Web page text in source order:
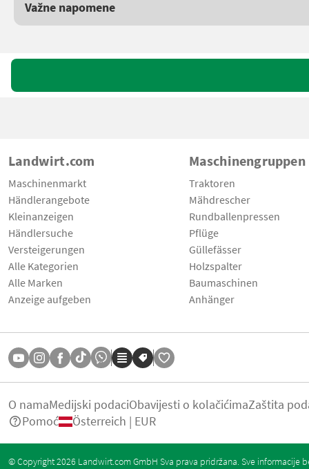
Važne napomene
Landwirt.com
Maschinenmarkt
Händlerangebote
Kleinanzeigen
Händlersuche
Versteigerungen
Alle Kategorien
Alle Marken
Anzeige aufgeben
Maschinengruppen
Traktoren
Mähdrescher
Rundballenpressen
Pflüge
Güllefässer
Holzspalter
Baumaschinen
Anhänger
O namaMedijski podaciObavijesti o kolačićimaZaštita
Pomoć
Österreich | EUR
© Copyright 2026 Landwirt.com GmbH Sva prava pridržana. Sve